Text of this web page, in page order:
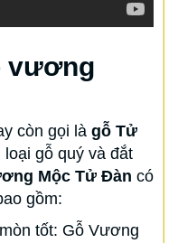
vương
còn gọi là gỗ Tử
gỗ quý và đắt
Mộc Tử Đàn có
gồm:
tốt: Gỗ Vương